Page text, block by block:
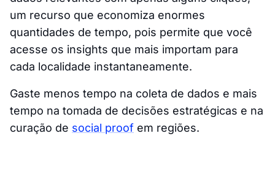
um recurso que economiza enormes
quantidades de tempo, pois permite que você
acesse os insights que mais importam para
cada localidade instantaneamente.
Gaste menos tempo na coleta de dados e mais
tempo na tomada de decisões estratégicas e na
curação de social proof em regiões.